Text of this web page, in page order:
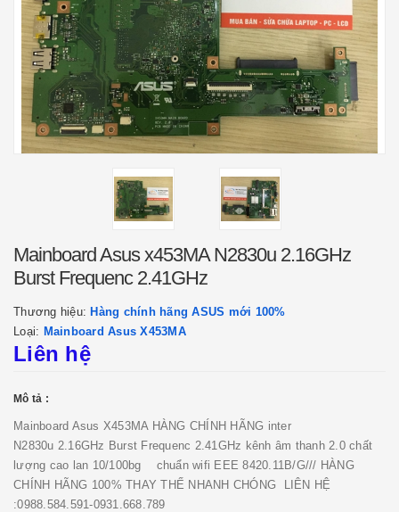
Mainboard Asus x453MA N2830u 2.16GHz
Burst Frequenc 2.41GHz
Thương hiệu: Hàng chính hãng ASUS mới 100%
Loại: Mainboard Asus X453MA
Liên hệ
Mô tả :
Mainboard Asus X453MA HÀNG CHÍNH HÃNG inter
N2830u 2.16GHz Burst Frequenc 2.41GHz kênh âm thanh 2.0 chất
lượng cao lan 10/100bg chuẩn wifi EEE 8420.11B/G/// HÀNG
CHÍNH HÃNG 100% THAY THẾ NHANH CHÓNG LIÊN HỆ
:0988.584.591-0931.668.789